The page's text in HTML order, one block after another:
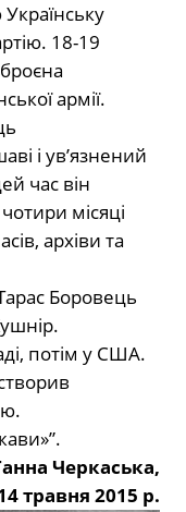
18-19
армії.
і ув’язнений
час він
місяці
архіви та
Боровець
потім у США.
Черкаська,
травня 2015 р.